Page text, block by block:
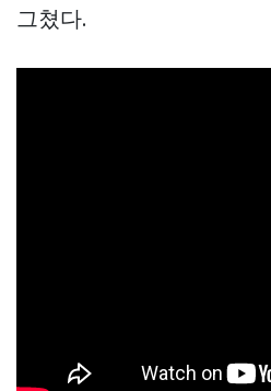
그쳤다.